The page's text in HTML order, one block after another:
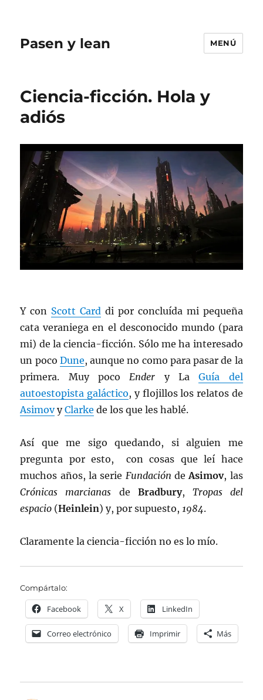
Pasen y lean MENÚ
Ciencia-ficción. Hola y
adiós
Y con Scott Card di por concluída mi pequeña
cata veraniega en el desconocido mundo (para
mi) de la ciencia-ficción. Sólo me ha interesado
un poco Dune, aunque no como para pasar de la
primera. Muy poco Ender y LaGuía del
autoestopista galáctico, y flojillos los relatos de
AsimovyClarke de los que les hablé.
Así que me sigo quedando, si alguien me
pregunta por esto, con cosas que leí hace
muchos años, la serie Fundación deAsimov, las
Crónicas marcianas de Bradbury, Tropas del
espacio (Heinlein) y, por supuesto, 1984.
Claramente la ciencia-ficción no es lo mío.
Compártalo:
Facebook X LinkedIn
Correo electrónico Imprimir Más